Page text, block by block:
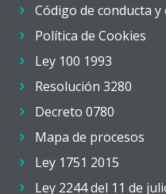
Código de conducta y
Política de Cookies
Ley 100 1993
Resolución 3280
Decreto 0780
Mapa de procesos
Ley 1751 2015
Ley 2244 del 11 de